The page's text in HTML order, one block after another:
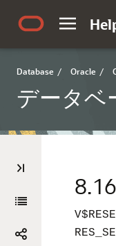
Database / Oracle /
データベ